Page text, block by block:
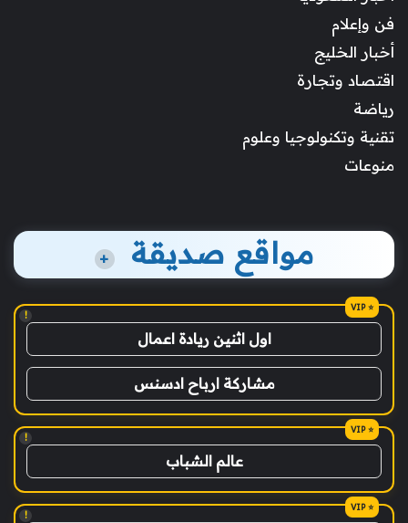
فن وإعلام
أخبار الخليج
اقتصاد وتجارة
رياضة
تقنية وتكنولوجيا وعلوم
منوعات
مواقع صديقة +
!
اول اثنين ريادة اعمال
مشاركة ارباح ادسنس
!
عالم الشباب
!